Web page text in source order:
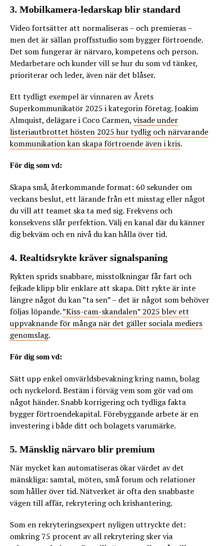
3. Mobilkamera-ledarskap blir standard
Video fortsätter att normaliseras – och premieras –
men det är sällan proffsstudio som bygger förtroende.
Det som fungerar är närvaro, kompetens och person.
Medarbetare och kunder vill se hur du som vd tänker,
prioriterar och leder, även när det blåser.
Ett tydligt exempel är vinnaren av Årets
Superkommunikatör 2025 i kategorin företag. Joakim
Almquist, delägare i Coco Carmen, visade under
listeriautbrottet hösten 2025 hur tydlig och närvarande
kommunikation kan skapa förtroende även i kris.
För dig som vd:
Skapa små, återkommande format: 60 sekunder om
veckans beslut, ett lärande från ett misstag eller något
du vill att teamet ska ta med sig. Frekvens och
konsekvens slår perfektion. Välj en kanal där du känner
dig bekväm och en nivå du kan hålla över tid.
4. Realtidsrykte kräver signalspaning
Rykten sprids snabbare, misstolkningar får fart och
fejkade klipp blir enklare att skapa. Ditt rykte är inte
längre något du kan ”ta sen” – det är något som behöver
följas löpande.”Kiss-cam-skandalen” 2025 blev ett
uppvaknande för många när det gäller sociala mediers
genomslag.
För dig som vd:
Sätt upp enkel omvärldsbevakning kring namn, bolag
och nyckelord. Bestäm i förväg vem som gör vad om
något händer. Snabb korrigering och tydliga fakta
bygger förtroendekapital. Förebyggande arbete är en
investering i både ditt och bolagets varumärke.
5. Mänsklig närvaro blir premium
När mycket kan automatiseras ökar värdet av det
mänskliga: samtal, möten, små forum och relationer
som håller över tid. Nätverket är ofta den snabbaste
vägen till affär, rekrytering och krishantering.
Som en rekryteringsexpert nyligen uttryckte det:
omkring 75 procent av all rekrytering sker via